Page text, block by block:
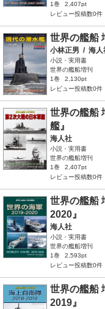
1巻
2,407pt
レビュー投稿数0件
世界の艦船
小林正男 / 海人
小説・実用書
世界の艦船増刊
1巻
2,130pt
レビュー投稿数0件
世界の艦船
艦』
海人社
小説・実用書
世界の艦船増刊
1巻
2,407pt
レビュー投稿数0件
世界の艦船
2020』
海人社
小説・実用書
世界の艦船増刊
1巻
2,593pt
レビュー投稿数0件
世界の艦船
2019』